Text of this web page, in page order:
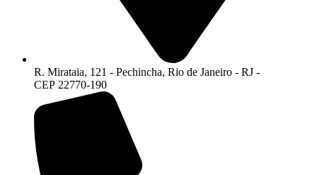
R. Mirataia, 121 - Pechincha, Rio de Janeiro - RJ -
CEP 22770-190